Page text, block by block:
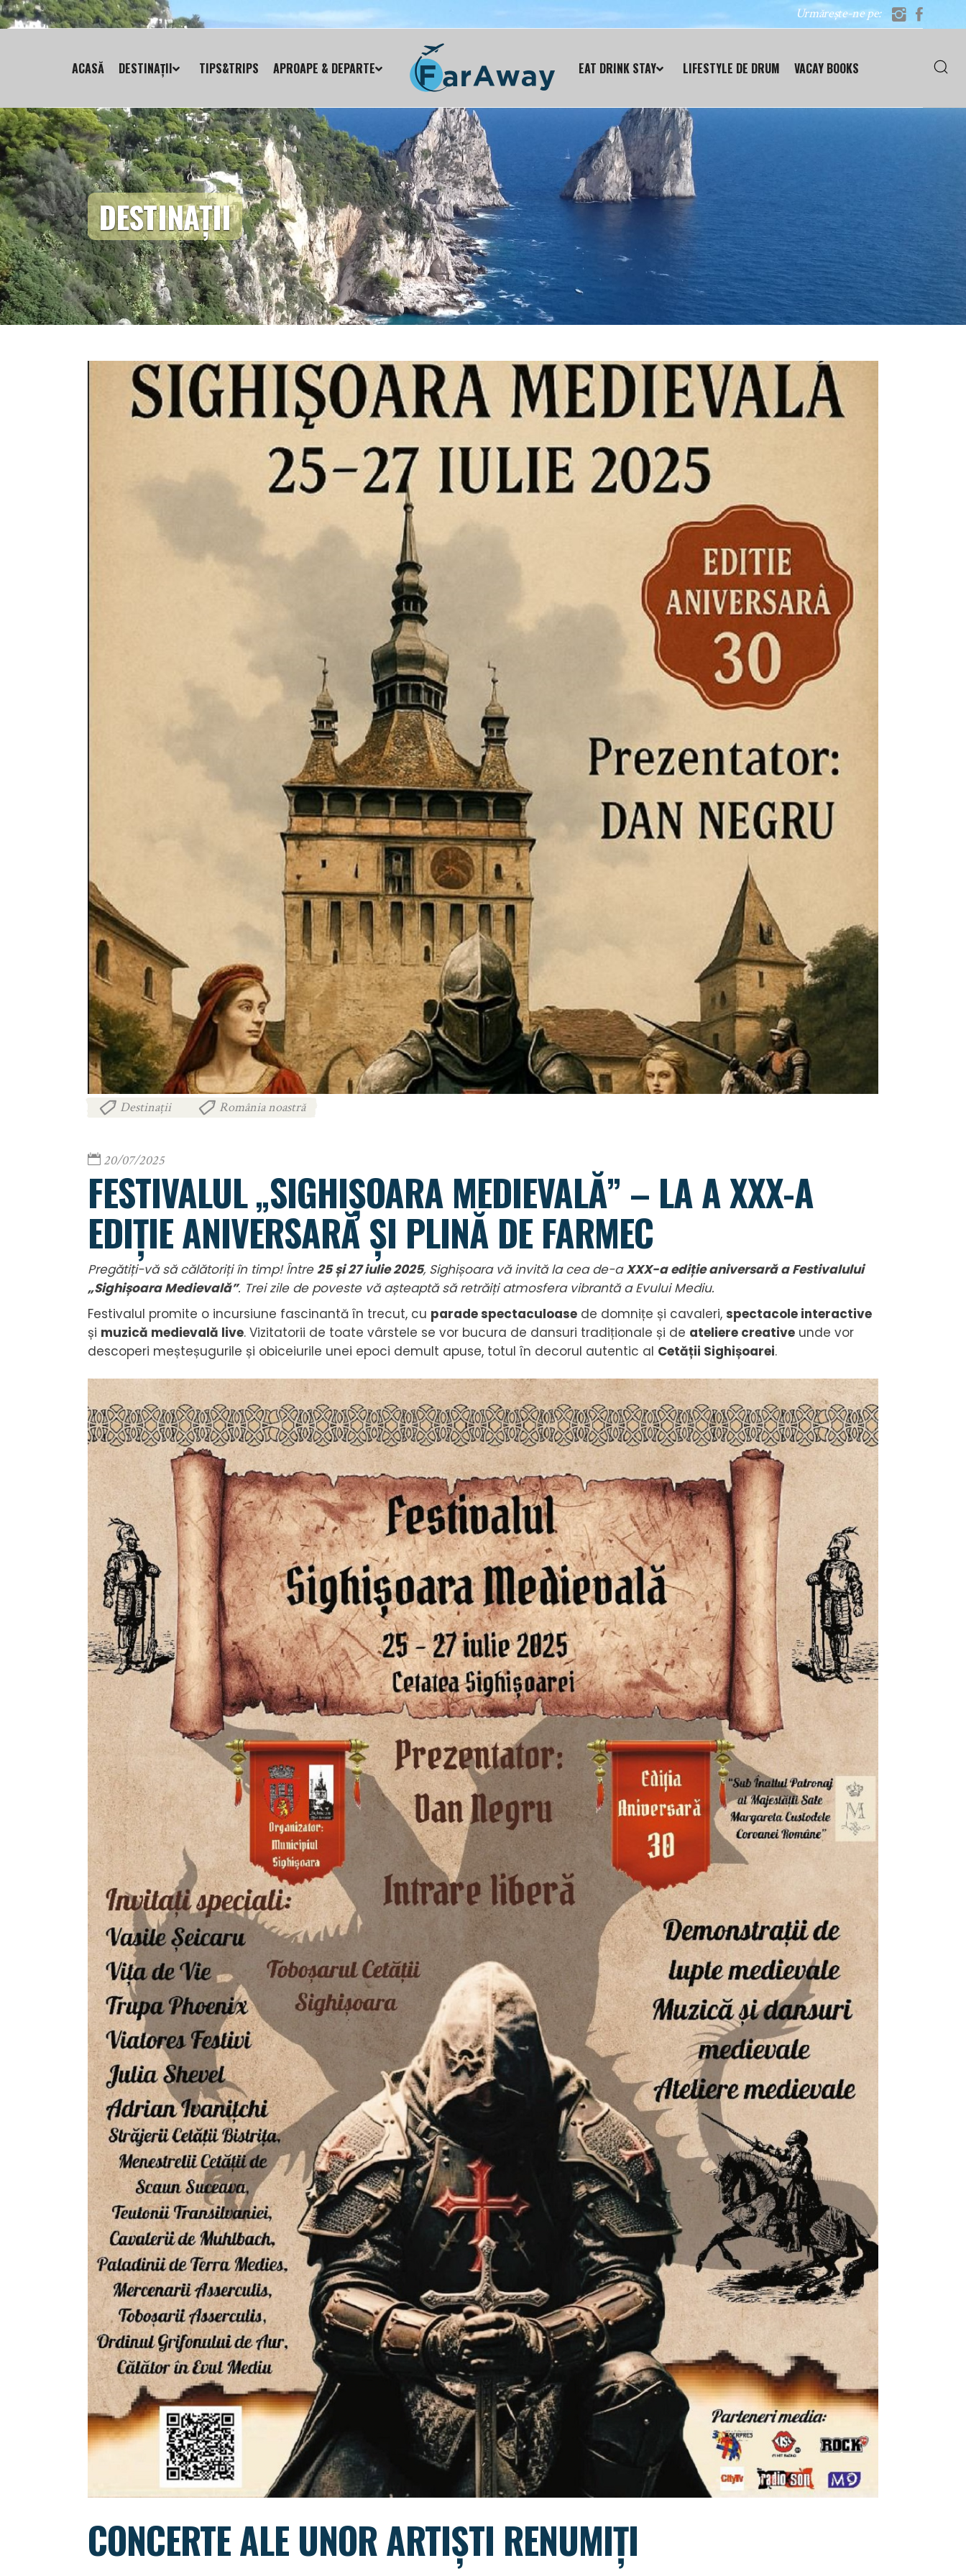
Urmărește-ne pe:
ACASĂ DESTINAȚII TIPS&TRIPS APROAPE & DEPARTE EAT DRINK STAY LIFESTYLE DE DRUM VACAY BOOKS
DESTINAȚII
Destinații România noastră
20/07/2025
FESTIVALUL „SIGHIȘOARA MEDIEVALĂ” – LA A XXX-A
EDIȚIE ANIVERSARĂ ȘI PLINĂ DE FARMEC
Pregătiți-vă să călătoriți în timp! Între25 și 27 iulie 2025, Sighișoara vă invită la cea de-aXXX-a ediție aniversară a Festivalului
„Sighișoara Medievală”. Trei zile de poveste vă așteaptă să retrăiți atmosfera vibrantă a Evului Mediu.
Festivalul promite o incursiune fascinantă în trecut, cu parade spectaculoase de domnițe și cavaleri, spectacole interactive
și muzică medievală live. Vizitatorii de toate vârstele se vor bucura de dansuri tradiționale și de ateliere creative unde vor
descoperi meșteșugurile și obiceiurile unei epoci demult apuse, totul în decorul autentic al Cetății Sighișoarei.
CONCERTE ALE UNOR ARTIȘTI RENUMIȚI